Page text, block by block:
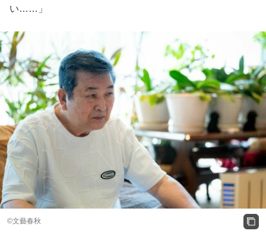
い……」
©文藝春秋